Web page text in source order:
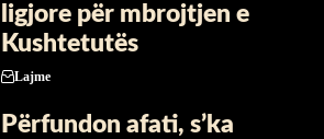
ligjore për mbrojtjen e
Kushtetutës
Lajme
Përfundon afati, s’ka